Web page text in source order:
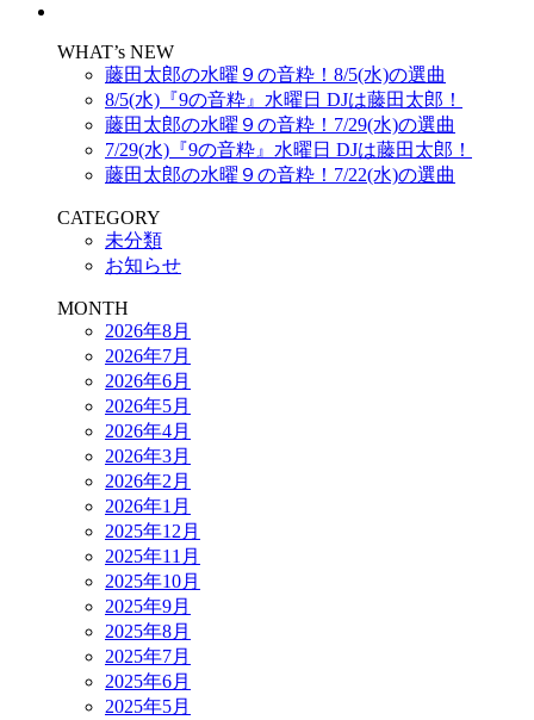
WHAT’s NEW
藤田太郎の水曜９の音粋！8/5(水)の選曲
8/5(水)『9の音粋』水曜日 DJは藤田太郎！
藤田太郎の水曜９の音粋！7/29(水)の選曲
7/29(水)『9の音粋』水曜日 DJは藤田太郎！
藤田太郎の水曜９の音粋！7/22(水)の選曲
CATEGORY
未分類
お知らせ
MONTH
2026年8月
2026年7月
2026年6月
2026年5月
2026年4月
2026年3月
2026年2月
2026年1月
2025年12月
2025年11月
2025年10月
2025年9月
2025年8月
2025年7月
2025年6月
2025年5月